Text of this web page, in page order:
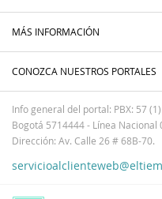
MÁS INFORMACIÓN
CONOZCA NUESTROS PORTALES
Info general del portal: PBX: 57
Bogotá 5714444 - Línea Nacional
Dirección: Av. Calle 26 # 68B-70.